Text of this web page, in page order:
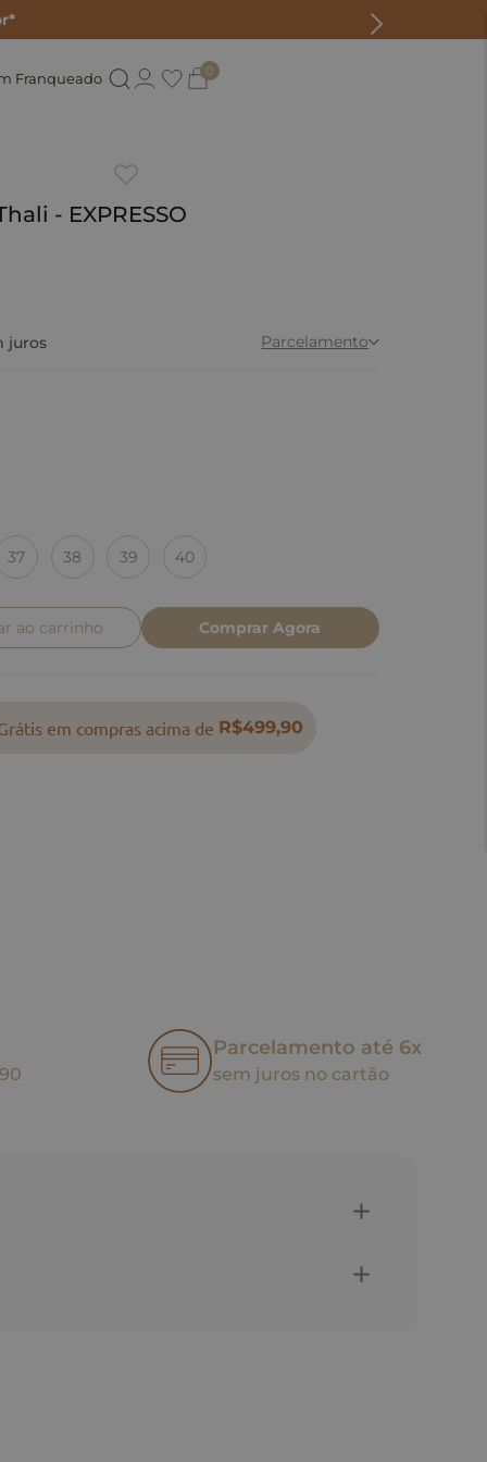
Franqueado 0
- EXPRESSO
juros Parcelamento
37 38 39 40
ao carrinho Comprar Agora
em compras acima de R$499,90
Parcelamento até 6x
sem juros no cartão